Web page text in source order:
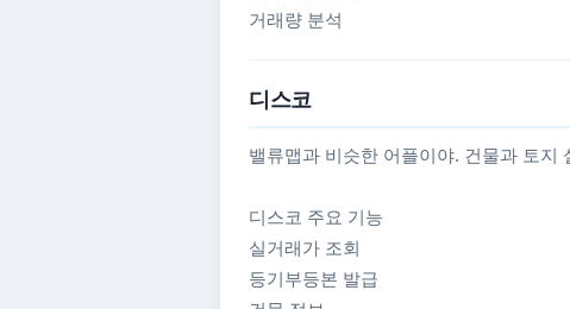
거래량 분석
디스코
밸류맵과 비슷한 어플이야. 건물과 토지
디스코 주요 기능
실거래가 조회
등기부등본 발급